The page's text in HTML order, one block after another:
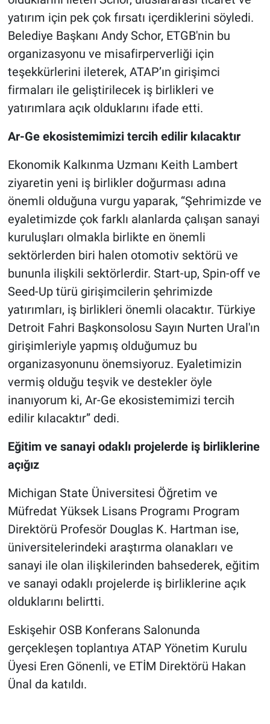
yatırım için pek çok fırsatı içerdiklerini söyledi.
Belediye Başkanı Andy Schor, ETGB'nin bu
organizasyonu ve misafirperverliği için
teşekkürlerini ileterek, ATAP’ın girişimci
firmaları ile geliştirilecek iş birlikleri ve
yatırımlara açık olduklarını ifade etti.
Ar-Ge ekosistemimizi tercih edilir kılacaktır
Ekonomik Kalkınma Uzmanı Keith Lambert
ziyaretin yeni iş birlikler doğurması adına
önemli olduğuna vurgu yaparak, “Şehrimizde ve
eyaletimizde çok farklı alanlarda çalışan sanayi
kuruluşları olmakla birlikte en önemli
sektörlerden biri halen otomotiv sektörü ve
bununla ilişkili sektörlerdir. Start-up, Spin-off ve
Seed-Up türü girişimcilerin şehrimizde
yatırımları, iş birlikleri önemli olacaktır. Türkiye
Detroit Fahri Başkonsolosu Sayın Nurten Ural'ın
girişimleriyle yapmış olduğumuz bu
organizasyonunu önemsiyoruz. Eyaletimizin
vermiş olduğu teşvik ve destekler öyle
inanıyorum ki, Ar-Ge ekosistemimizi tercih
edilir kılacaktır” dedi.
Eğitim ve sanayi odaklı projelerde iş birliklerine
açığız
Michigan State Üniversitesi Öğretim ve
Müfredat Yüksek Lisans Programı Program
Direktörü Profesör Douglas K. Hartman ise,
üniversitelerindeki araştırma olanakları ve
sanayi ile olan ilişkilerinden bahsederek, eğitim
ve sanayi odaklı projelerde iş birliklerine açık
olduklarını belirtti.
Eskişehir OSB Konferans Salonunda
gerçekleşen toplantıya ATAP Yönetim Kurulu
Üyesi Eren Gönenli, ve ETİM Direktörü Hakan
Ünal da katıldı.